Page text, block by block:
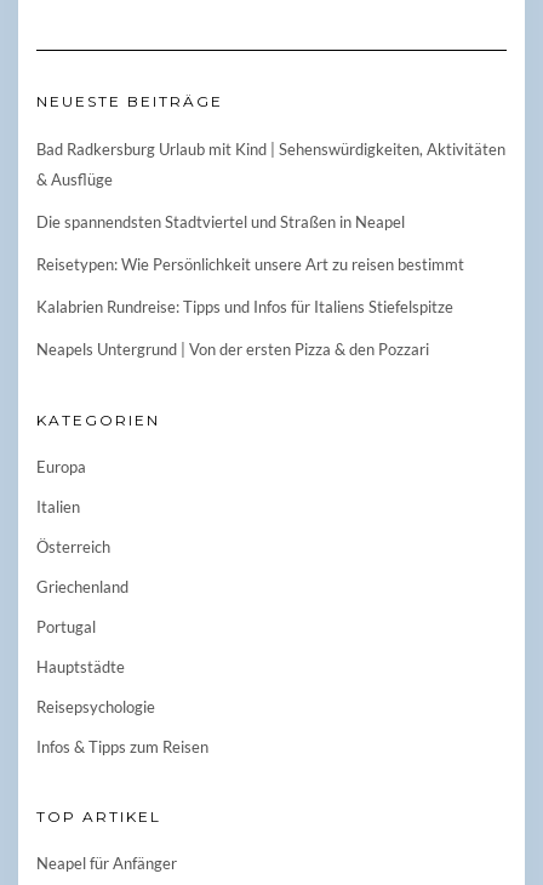
NEUESTE BEITRÄGE
Bad Radkersburg Urlaub mit Kind | Sehenswürdigkeiten, Aktivitäten
& Ausflüge
Die spannendsten Stadtviertel und Straßen in Neapel
Reisetypen: Wie Persönlichkeit unsere Art zu reisen bestimmt
Kalabrien Rundreise: Tipps und Infos für Italiens Stiefelspitze
Neapels Untergrund | Von der ersten Pizza & den Pozzari
KATEGORIEN
Europa
Italien
Österreich
Griechenland
Portugal
Hauptstädte
Reisepsychologie
Infos & Tipps zum Reisen
TOP ARTIKEL
Neapel für Anfänger